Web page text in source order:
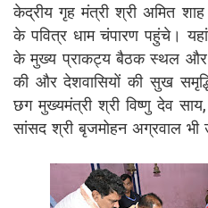
केद्रीय गृह मंत्री श्री अमित
के पवित्र धाम चंपारण पहुंचे। यहां
के मुख्य प्राकट्य बैठक स्थल और
की और देशवासियों की सुख
छग मुख्यमंत्री श्री विष्णु देव
सांसद श्री बृजमोहन अग्रवाल